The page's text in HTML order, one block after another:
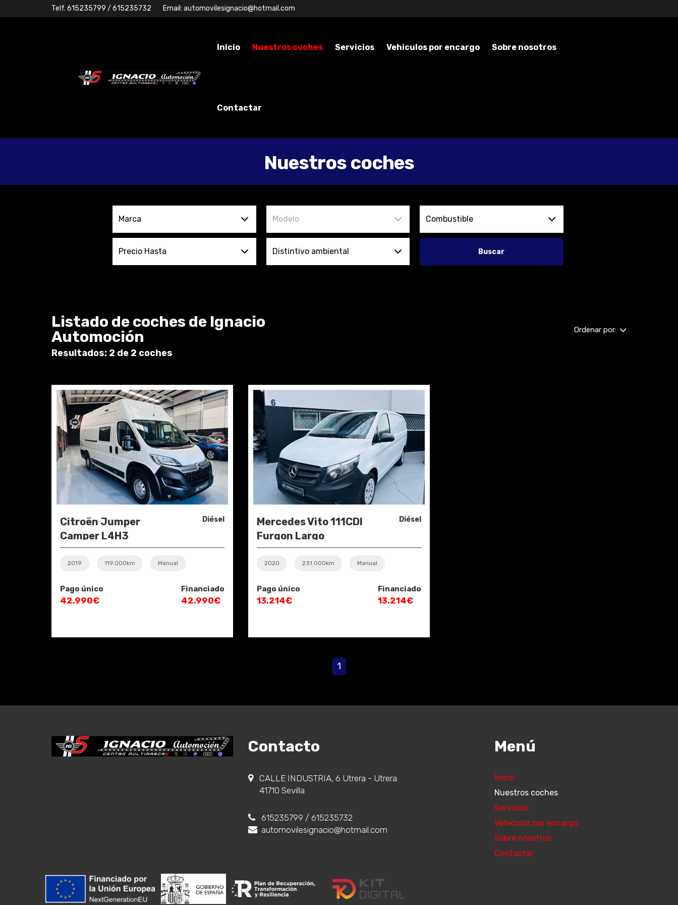
Telf. 615235799 / 615235732 Email: automovilesignacio@hotmail.com
Inicio Nuestros coches Servicios Vehiculos por encargo Sobre nosotros
Contactar
Nuestros coches
Marca Modelo Combustible
Precio Hasta Distintivo ambiental Buscar
Listado de coches de Ignacio
Automoción
Resultados: 2 de 2 coches
Ordenar por:
Citroën Jumper
Camper L4H3
Diésel
2019 119.000km Manual
Pago único
42.990€
Financiado
42.990€
Mercedes Vito 111CDI
Furgon Largo
Diésel
2020 231.000km Manual
Pago único
13.214€
Financiado
13.214€
1
Contacto
CALLE INDUSTRIA, 6 Utrera - Utrera
41710 Sevilla
615235799 / 615235732
automovilesignacio@hotmail.com
Menú
Inicio
Nuestros coches
Servicios
Vehiculos por encargo
Sobre nosotros
Contactar